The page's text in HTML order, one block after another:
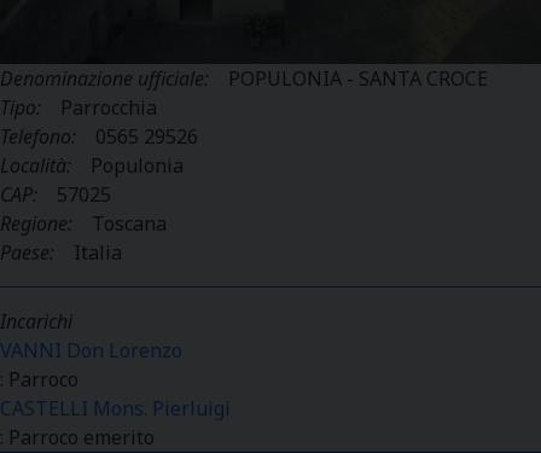
Denominazione ufficiale:
POPULONIA - SANTA CROCE
Tipo:
Parrocchia
Telefono:
0565 29526
Località:
Populonia
CAP:
57025
Regione:
Toscana
Paese:
Italia
Incarichi
VANNI Don Lorenzo
: Parroco
CASTELLI Mons. Pierluigi
: Parroco emerito